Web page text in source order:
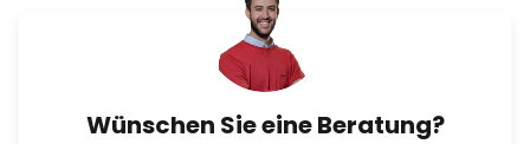
Wünschen Sie eine Beratung?